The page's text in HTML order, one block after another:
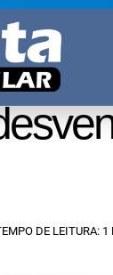
DE LEITURA: